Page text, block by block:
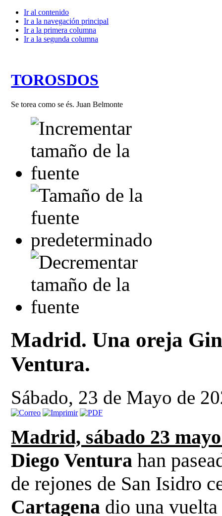
Ir al contenido
Ir a la navegación principal
Ir a la primera columna
Ir a la segunda columna
TOROSDOS
Se torea como se és. Juan Belmonte
Madrid. Una oreja
Ventura.
Sábado, 23 de Mayo de
Madrid, sábado 23
Diego Ventura han
de rejones de San Isidro
Cartagena dio una